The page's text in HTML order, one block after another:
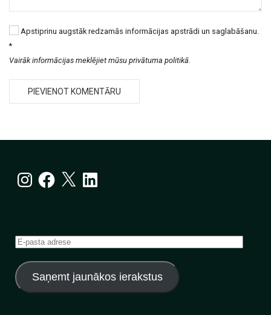
Apstiprinu augstāk redzamās informācijas apstrādi un saglabāšanu.
*
Vairāk informācijas meklējiet mūsu privātuma politikā.
InstagramFacebook
X LinkedIn
E-
adrese
Saņemt jaunākos ierakstus